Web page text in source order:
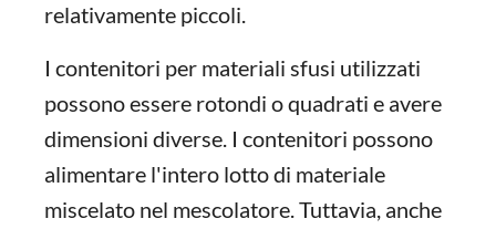
relativamente piccoli.
I contenitori per materiali sfusi utilizzati
possono essere rotondi o quadrati e avere
dimensioni diverse. I contenitori possono
alimentare l'intero lotto di materiale
miscelato nel mescolatore. Tuttavia, anche